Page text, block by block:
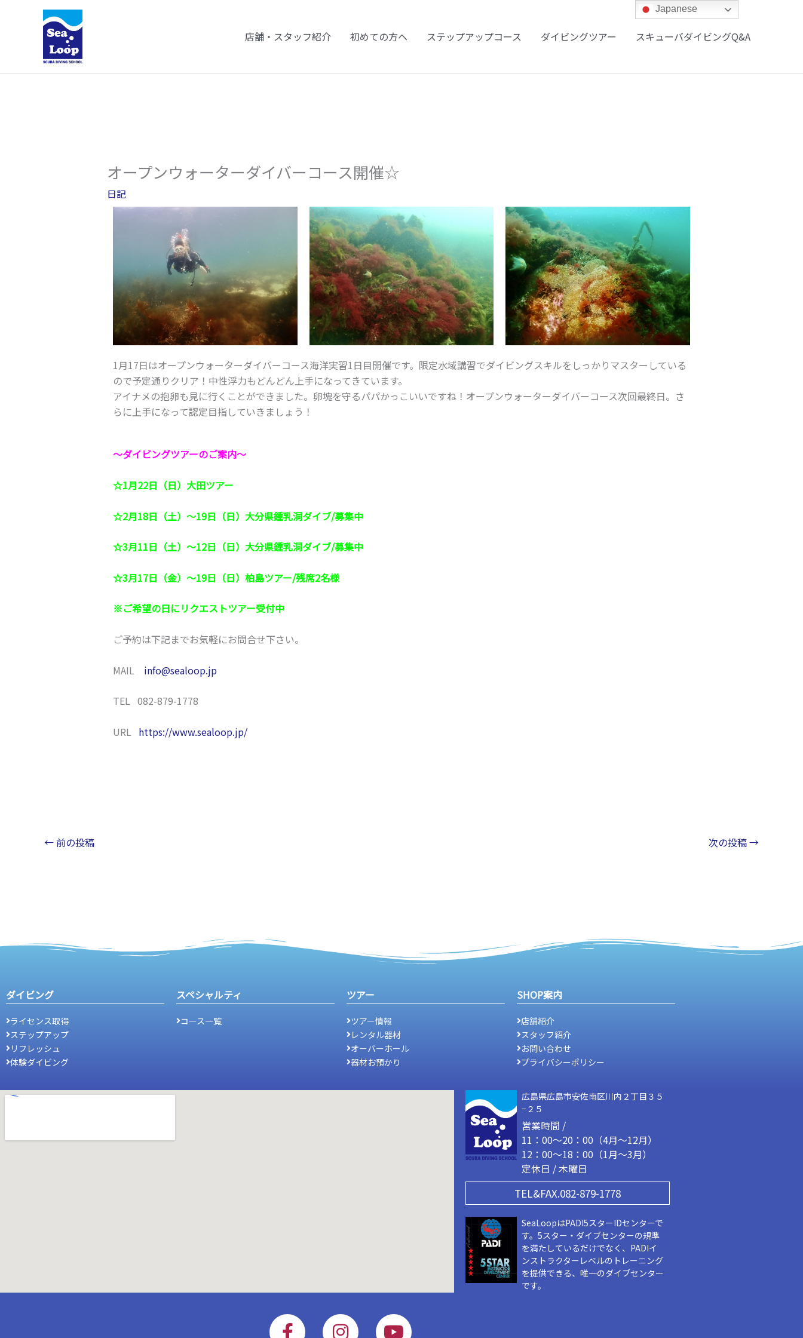
キ
店舗・スタッフ紹介 初めての方へ ステップアップコース ダイビングツアー スキューバダイビングQ&A
オープンウォーターダイバーコース開催☆
日記
1月17日はオープンウォーターダイバーコース海洋実習1日目開催です。限定水域講習でダイビングスキルをしっかりマスターしている
ので予定通りクリア！中性浮力もどんどん上手になってきています。
アイナメの抱卵も見に行くことができました。卵塊を守るパパかっこいいですね！オープンウォーターダイバーコース次回最終日。さ
らに上手になって認定目指していきましょう！
～ダイビングツアーのご案内～
☆1月22日（日）大田ツアー
☆2月18日（土）～19日（日）大分県鍾乳洞ダイブ/募集中
☆3月11日（土）～12日（日）大分県鍾乳洞ダイブ/募集中
☆3月17日（金）～19日（日）柏島ツアー/残席2名様
※ご希望の日にリクエストツアー受付中
ご予約は下記までお気軽にお問合せ下さい。
MAIL info@sealoop.jp
TEL 082-879-1778
URL https://www.sealoop.jp/
←前の投稿 次の投稿→
ダイビング
ライセンス取得
ステップアップ
リフレッシュ
体験ダイビング
スペシャルティ
コース一覧
ツアー
ツアー情報
レンタル器材
オーバーホール
器材お預かり
SHOP案内
店舗紹介
スタッフ紹介
お問い合わせ
プライバシーポリシー
広島県広島市安佐南区川内２丁目３５
−２５
営業時間 /
11：00～20：00（4月～12月）
12：00～18：00（1月～3月）
定休日 / 木曜日
TEL&FAX.082-879-1778
SeaLoopはPADI5スターIDセンターで
す。5スター・ダイブセンターの規準
を満たしているだけでなく、PADIイ
ンストラクターレベルのトレーニング
を提供できる、唯一のダイブセンター
です。
F I Y
Japanese